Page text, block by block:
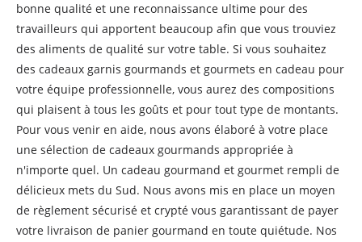
bonne qualité et une reconnaissance ultime pour des
travailleurs qui apportent beaucoup afin que vous trouviez
des aliments de qualité sur votre table. Si vous souhaitez
des cadeaux garnis gourmands et gourmets en cadeau pour
votre équipe professionnelle, vous aurez des compositions
qui plaisent à tous les goûts et pour tout type de montants.
Pour vous venir en aide, nous avons élaboré à votre place
une sélection de cadeaux gourmands appropriée à
n'importe quel. Un cadeau gourmand et gourmet rempli de
délicieux mets du Sud. Nous avons mis en place un moyen
de règlement sécurisé et crypté vous garantissant de payer
votre livraison de panier gourmand en toute quiétude. Nos